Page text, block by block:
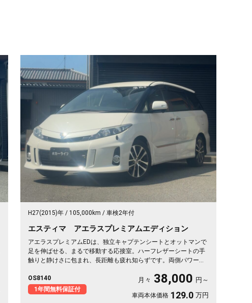
H27(2015)年 105,000km 車検2年付
エスティマ アエラスプレミアムエディション
アエラスプレミアムEDは、独立キャプテンシートとオットマンで
足を伸ばせる、まるで移動する応接室。ハーフレザーシートの手
触りと静けさに包まれ、長距離も疲れ知らずです。両側パワース
道も迷わず、休日の遠出やゴルフ仲間との旅もぐっと楽しく。パ
ールの艶やかなボディが週末を格上げしてくれます。心地よさで
選ぶなら《1年保証付》💺✨🚗🎵💎
OS8140
1年間無料保証付
月々 38,000 円～
車両本体価格 129.0 万円